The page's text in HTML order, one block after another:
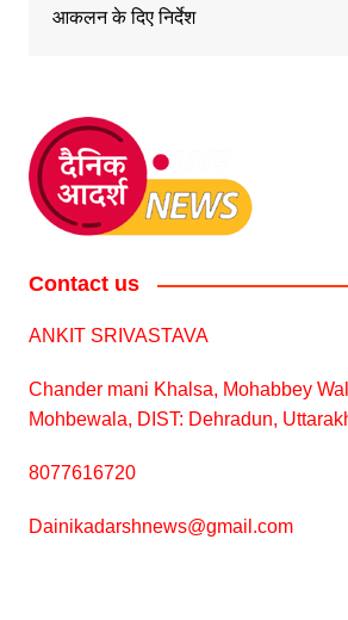
आकलन के दिए निर्देश
Contact us
ANKIT SRIVASTAVA
Chander mani Khalsa, Mohabbey
Mohbewala, DIST: Dehradun,
8077616720
Dainikadarshnews@gmail.com